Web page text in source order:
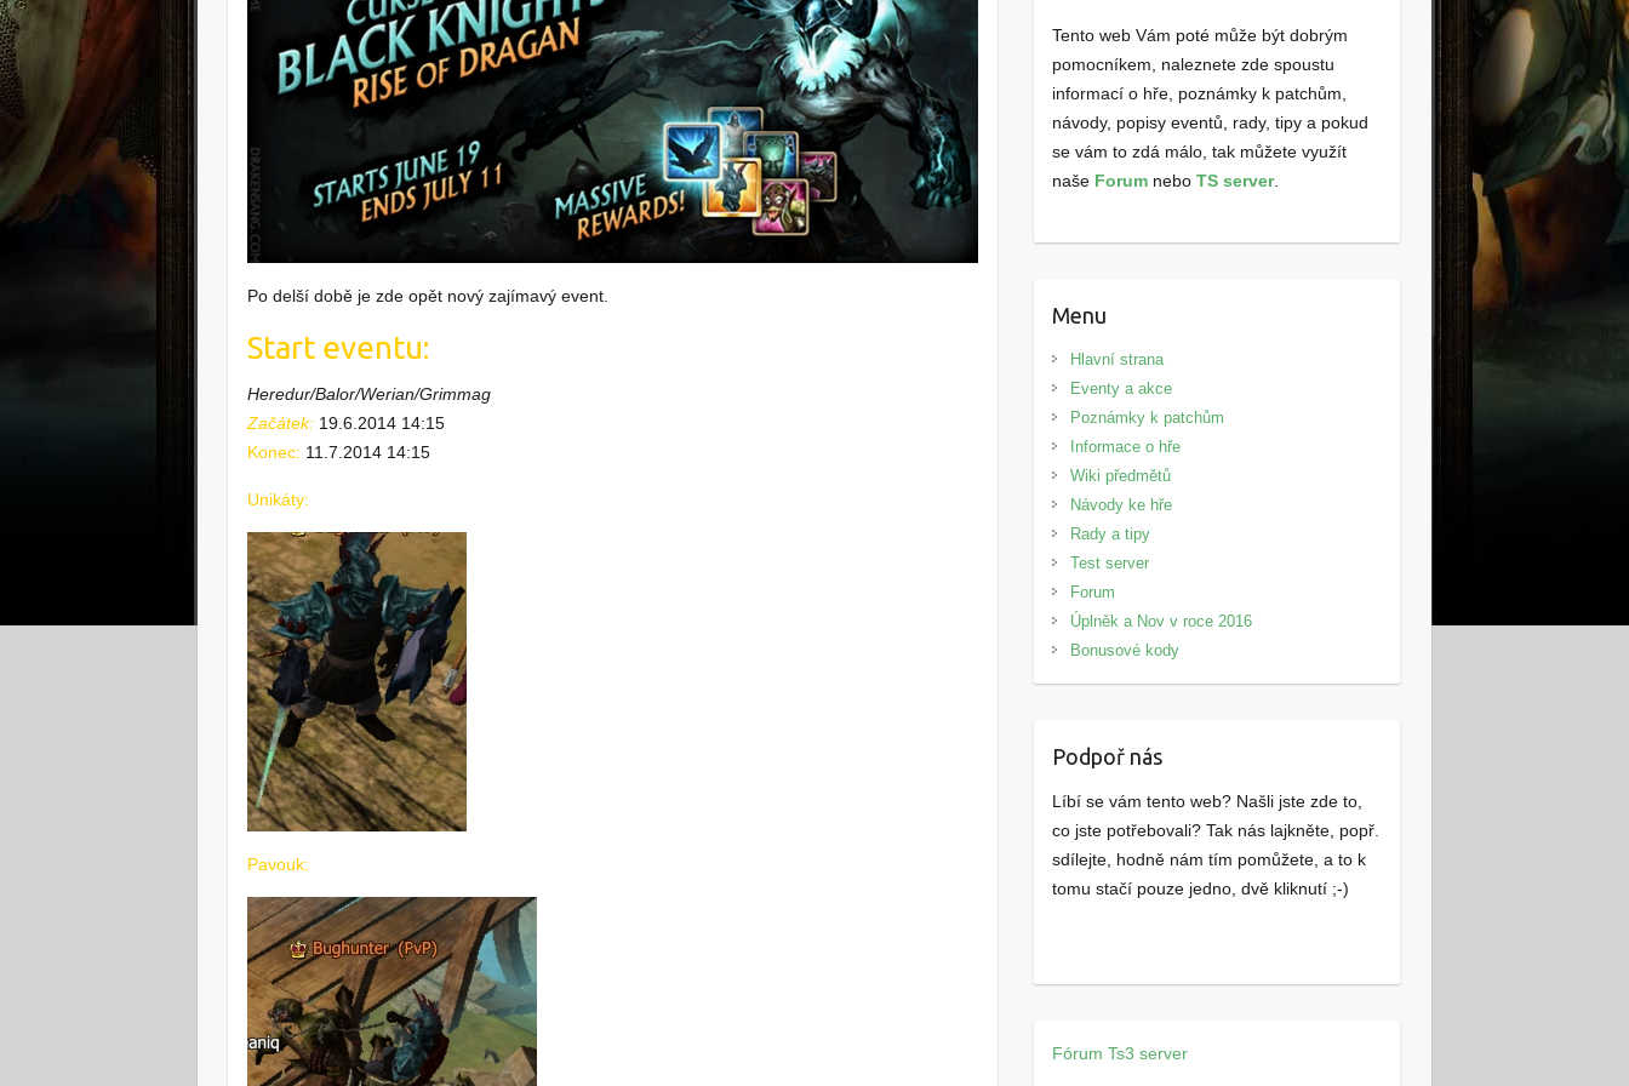
Po delší době je zde opět nový zajímavý event.
Start eventu:
Heredur/Balor/Werian/Grimmag
Začátek: 19.6.2014 14:15
Konec: 11.7.2014 14:15
Unikáty:
Pavouk:
Tento web Vám poté může být dobrým
pomocníkem, naleznete zde spoustu
informací o hře, poznámky k patchům,
návody, popisy eventů, rady, tipy a pokud
se vám to zdá málo, tak můžete využít
naše Forumnebo TS server.
Menu
Hlavní strana
Eventy a akce
Poznámky k patchům
Informace o hře
Wiki předmětů
Návody ke hře
Rady a tipy
Test server
Forum
Úplněk a Nov v roce 2016
Bonusové kody
Podpoř nás
Líbí se vám tento web? Našli jste zde to,
co jste potřebovali? Tak nás lajkněte, popř.
sdílejte, hodně nám tím pomůžete, a to k
tomu stačí pouze jedno, dvě kliknutí ;-)
Fórum Ts3 server